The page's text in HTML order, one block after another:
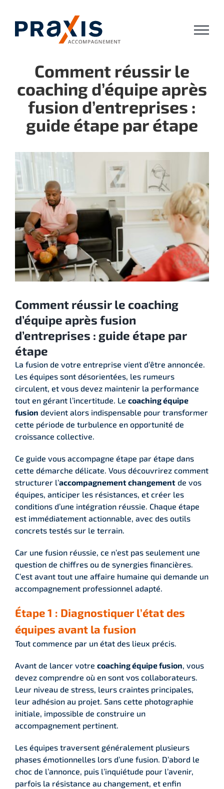
contenu
Comment réussir le
coaching d’équipe après
fusion d’entreprises :
guide étape par étape
Comment réussir le coaching
d’équipe après fusion
d’entreprises : guide étape par
étape
La fusion de votre entreprise vient d’être annoncée.
Les équipes sont désorientées, les rumeurs
circulent, et vous devez maintenir la performance
tout en gérant l’incertitude. Le coaching équipe
fusion devient alors indispensable pour transformer
cette période de turbulence en opportunité de
croissance collective.
Ce guide vous accompagne étape par étape dans
cette démarche délicate. Vous découvrirez comment
structurer l’accompagnement changement de vos
équipes, anticiper les résistances, et créer les
conditions d’une intégration réussie. Chaque étape
est immédiatement actionnable, avec des outils
concrets testés sur le terrain.
Car une fusion réussie, ce n’est pas seulement une
question de chiffres ou de synergies financières.
C’est avant tout une affaire humaine qui demande un
accompagnement professionnel adapté.
Étape 1 : Diagnostiquer l’état des
équipes avant la fusion
Tout commence par un état des lieux précis.
Avant de lancer votre coaching équipe fusion , vous
devez comprendre où en sont vos collaborateurs.
Leur niveau de stress, leurs craintes principales,
leur adhésion au projet. Sans cette photographie
initiale, impossible de construire un
accompagnement pertinent.
Les équipes traversent généralement plusieurs
phases émotionnelles lors d’une fusion. D’abord le
choc de l’annonce, puis l’inquiétude pour l’avenir,
parfois la résistance au changement, et enfin